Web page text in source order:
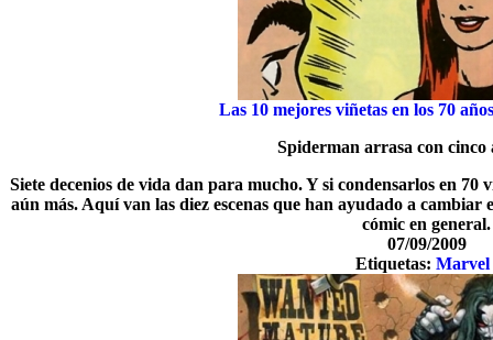
Las 10 mejores viñetas en los 70
Spiderman arrasa con cinco
Siete decenios de vida dan para mucho. Y si condensarlos en 70
aún más. Aquí van las diez escenas que han ayudado a
cómic en general.
07/09/2009
Etiquetas: Marvel